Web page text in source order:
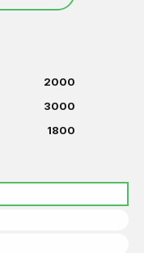
2000
3000
1800